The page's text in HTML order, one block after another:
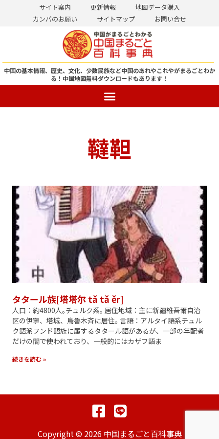
ン
ツ
ス
サイト案内 更新情報
地図データ購入
カンパのお願い
サイトマップ お問い合せ
中国の基本情報、歴史、文化、少数民族など中国のあれやこれやがまるごとわか
る！ 中国地図無料ダウンロードもあります！
韃靼
タタール族[塔塔尔 tǎ tǎ ěr]
人口：約4800人｡チュルク系｡ 居住地域：主に新疆維吾爾自治
区の伊寧、塔城、烏魯木斉に居住｡ 言語：アルタイ語系チュル
ク語派フンド語族に属するタタール語があるが、一部の年配者
だけの間で使われており、一般的にはカザフ語ま
続きを読む »
Copyright © 2026 中国まるごと百科事典